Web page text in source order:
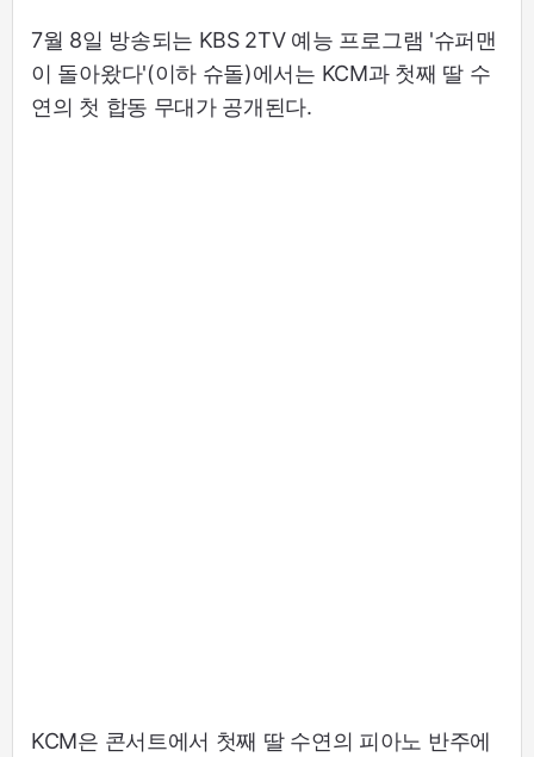
7월 8일 방송되는 KBS 2TV 예능 프로그램 '슈퍼맨
이 돌아왔다'(이하 슈돌)에서는 KCM과 첫째 딸 수
연의 첫 합동 무대가 공개된다.
KCM은 콘서트에서 첫째 딸 수연의 피아노 반주에